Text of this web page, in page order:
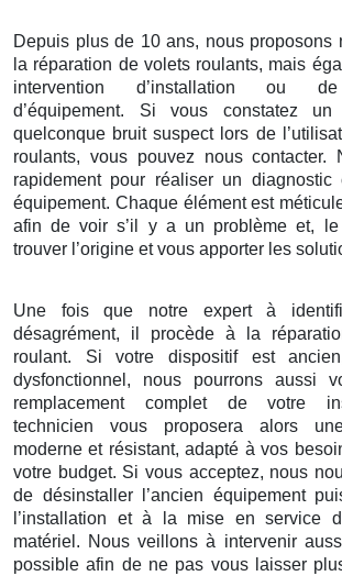
Depuis plus de 10 ans, nous proposons
la réparation de volets roulants, mais
intervention d’installation ou de
d’équipement. Si vous constatez
quelconque bruit suspect lors de
roulants, vous pouvez nous contacter.
rapidement pour réaliser un diagnostic
équipement. Chaque élément est
afin de voir s’il y a un problème et, le
trouver l’origine et vous apporter les
Une fois que notre expert à
désagrément, il procède à la
roulant. Si votre dispositif est
dysfonctionnel, nous pourrons aussi
remplacement complet de votre
technicien vous proposera alors
moderne et résistant, adapté à vos
votre budget. Si vous acceptez, nous
de désinstaller l’ancien équipement
l’installation et à la mise en service
matériel. Nous veillons à intervenir
possible afin de ne pas vous laisser